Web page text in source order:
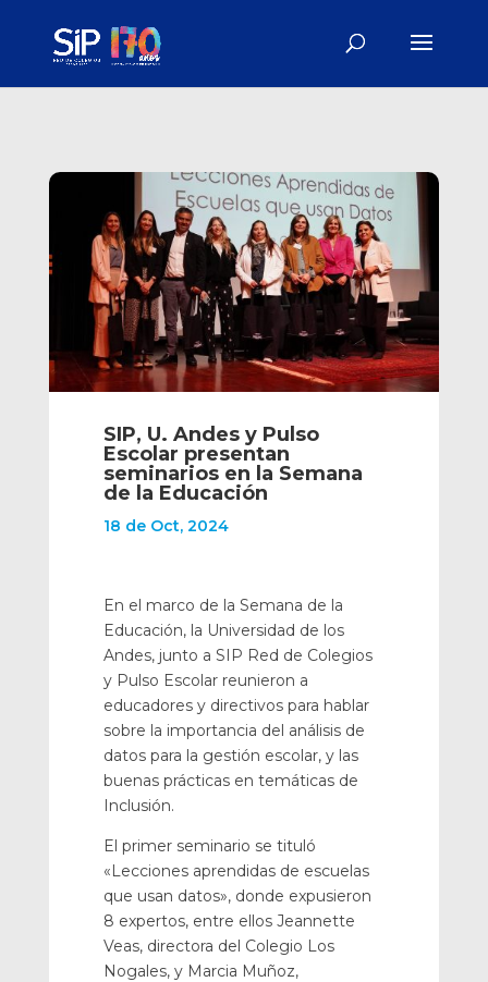
SIP, U. Andes y Pulso
Escolar presentan
seminarios en la Semana
de la Educación
18 de Oct, 2024
En el marco de la Semana de la
Educación, la Universidad de los
Andes, junto a SIP Red de Colegios
y Pulso Escolar reunieron a
educadores y directivos para hablar
sobre la importancia del análisis de
datos para la gestión escolar, y las
buenas prácticas en temáticas de
Inclusión.
El primer seminario se tituló
«Lecciones aprendidas de escuelas
que usan datos», donde expusieron
8 expertos, entre ellos Jeannette
Veas, directora del Colegio Los
Nogales, y Marcia Muñoz,